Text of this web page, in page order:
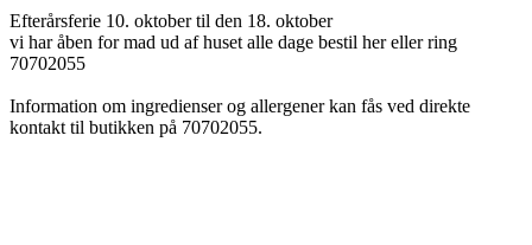
Efterårsferie 10. oktober til den 18. oktober
vi har åben for mad ud af huset alle dage bestil her eller ring
70702055
Information om ingredienser og allergener kan fås ved direkte
kontakt til butikken på 70702055.